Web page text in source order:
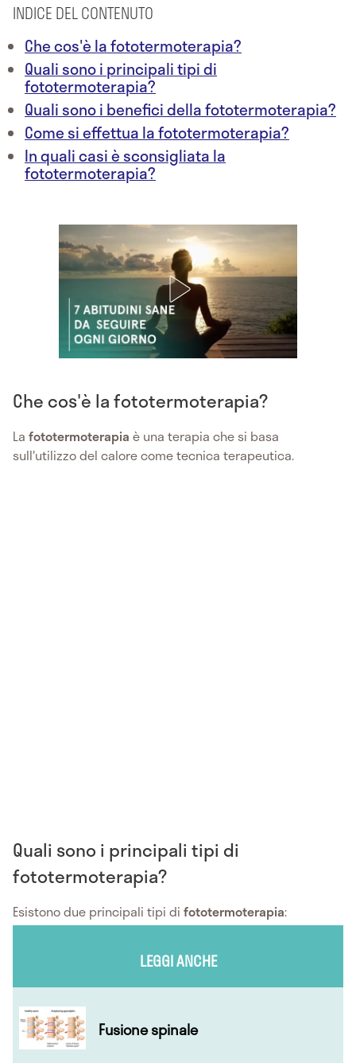
INDICE DEL CONTENUTO
Che cos'è la fototermoterapia?
Quali sono i principali tipi di
fototermoterapia?
Quali sono i benefici della fototermoterapia?
Come si effettua la fototermoterapia?
In quali casi è sconsigliata la
fototermoterapia?
Che cos'è la fototermoterapia?
La fototermoterapia è una terapia che si basa
sull'utilizzo del calore come tecnica terapeutica.
Quali sono i principali tipi di
fototermoterapia?
Esistono due principali tipi di fototermoterapia:
LEGGI ANCHE
Fusione spinale